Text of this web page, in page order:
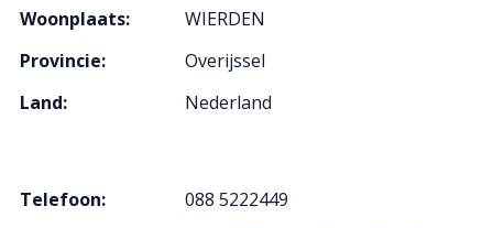
Woonplaats:
WIERDEN
Provincie:
Overijssel
Land:
Nederland
Telefoon:
088 5222449